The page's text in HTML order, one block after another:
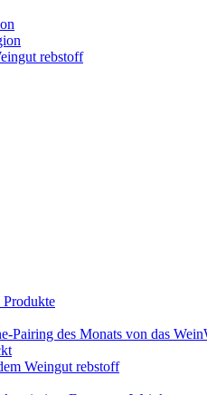
rebstoff
Produkte
Pairing des Monats von das
Weingut rebstoff